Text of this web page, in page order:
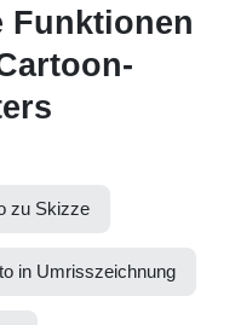
Funktionen
zu Skizze
in Umrisszeichnung